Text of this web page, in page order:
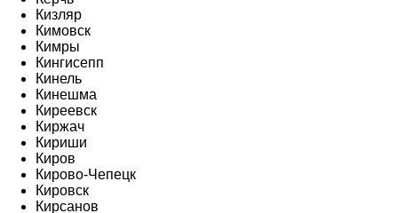
Кизляр
Кимовск
Кимры
Кингисепп
Кинель
Кинешма
Киреевск
Киржач
Кириши
Киров
Кирово-Чепецк
Кировск
Кирсанов